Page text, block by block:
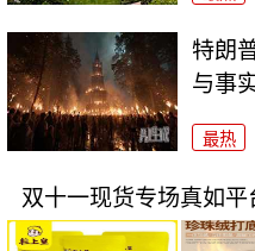
特朗
与事
最热
双十一现货专场真如平